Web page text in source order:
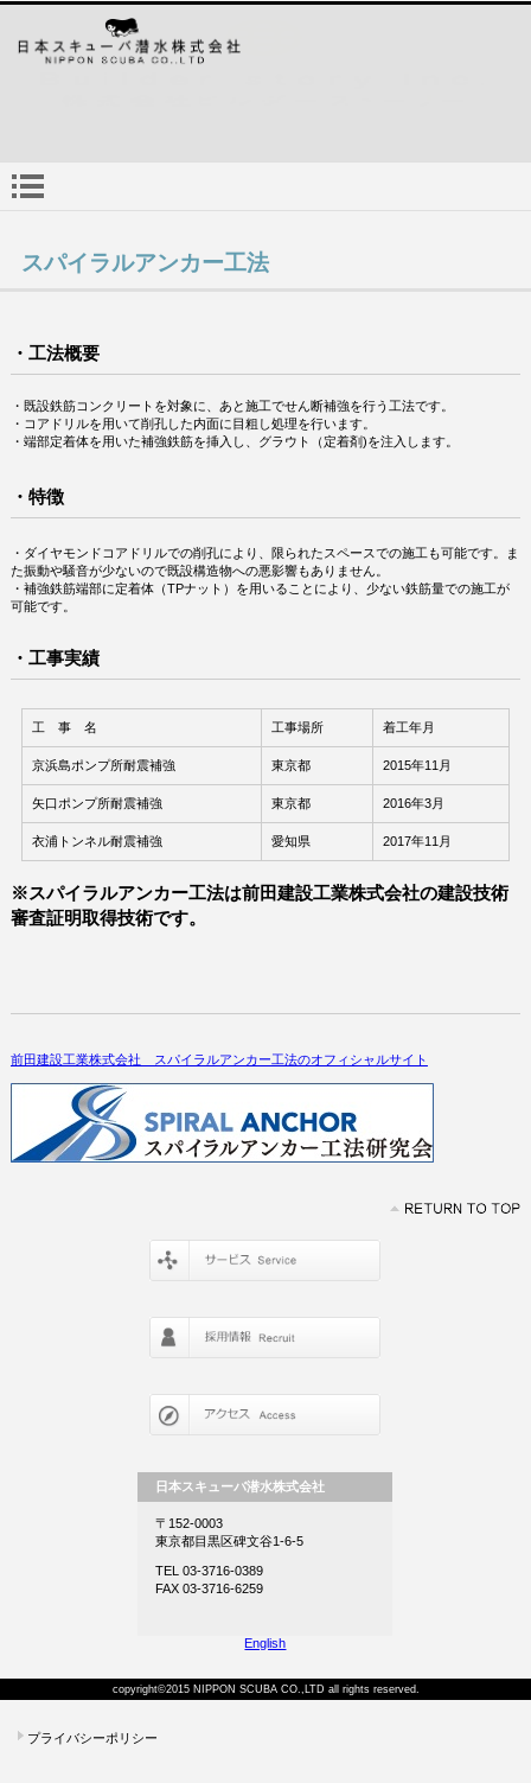
スパイラルアンカー工法
・工法概要
・既設鉄筋コンクリートを対象に、あと施工でせん断補強を行う工法です。
・コアドリルを用いて削孔した内面に目粗し処理を行います。
・端部定着体を用いた補強鉄筋を挿入し、グラウト（定着剤)を注入します。
・特徴
・ダイヤモンドコアドリルでの削孔により、限られたスペースでの施工も可能です。ま
た振動や騒音が少ないので既設構造物への悪影響もありません。
・補強鉄筋端部に定着体（TPナット）を用いることにより、少ない鉄筋量での施工が
可能です。
・工事実績
工 事 名 工事場所 着工年月
京浜島ポンプ所耐震補強 東京都 2015年11月
矢口ポンプ所耐震補強 東京都 2016年3月
衣浦トンネル耐震補強 愛知県 2017年11月
※スパイラルアンカー工法は前田建設工業株式会社の建設技術
審査証明取得技術です。
前田建設工業株式会社 スパイラルアンカー工法のオフィシャルサイト
日本スキューバ潜水株式会社
〒152-0003
東京都目黒区碑文谷1-6-5
TEL 03-3716-0389
FAX 03-3716-6259
English
copyright©2015 NIPPON SCUBA CO.,LTD all rights reserved.
プライバシーポリシー